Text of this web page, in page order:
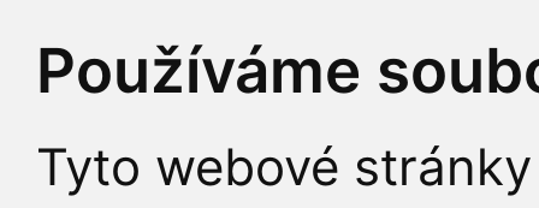
Používáme
Tyto webové